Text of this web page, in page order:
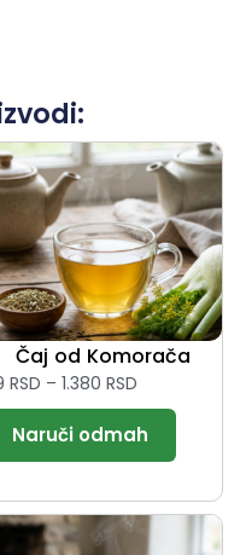
Čaj od Komorača
RSD – 1.380 RSD